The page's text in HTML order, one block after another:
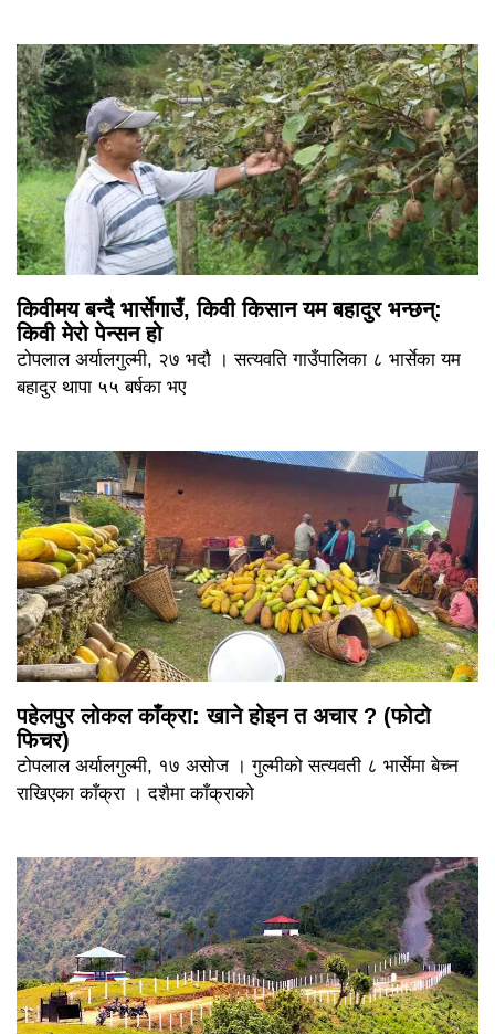
किवीमय बन्दै भार्सेगाउँ, किवी किसान यम बहादुर भन्छन्:
किवी मेरो पेन्सन हो
टोपलाल अर्यालगुल्मी, २७ भदौ । सत्यवति गाउँपालिका ८ भार्सेका यम
बहादुर थापा ५५ बर्षका भए
पहेलपुर लोकल काँक्रा: खाने होइन त अचार ? (फोटो
फिचर)
टोपलाल अर्यालगुल्मी, १७ असोज । गुल्मीको सत्यवती ८ भार्सेमा बेच्न
राखिएका काँक्रा । दशैमा काँक्राको